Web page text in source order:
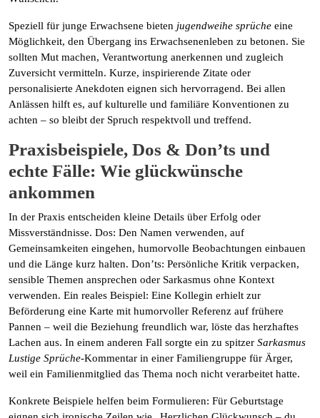
Speziell für junge Erwachsene bieten jugendweihe sprüche eine
Möglichkeit, den Übergang ins Erwachsenenleben zu betonen. Sie
sollten Mut machen, Verantwortung anerkennen und zugleich
Zuversicht vermitteln. Kurze, inspirierende Zitate oder
personalisierte Anekdoten eignen sich hervorragend. Bei allen
Anlässen hilft es, auf kulturelle und familiäre Konventionen zu
achten – so bleibt der Spruch respektvoll und treffend.
Praxisbeispiele, Dos & Don’ts und
echte Fälle: Wie glückwünsche
ankommen
In der Praxis entscheiden kleine Details über Erfolg oder
Missverständnisse. Dos: Den Namen verwenden, auf
Gemeinsamkeiten eingehen, humorvolle Beobachtungen einbauen
und die Länge kurz halten. Don’ts: Persönliche Kritik verpacken,
sensible Themen ansprechen oder Sarkasmus ohne Kontext
verwenden. Ein reales Beispiel: Eine Kollegin erhielt zur
Beförderung eine Karte mit humorvoller Referenz auf frühere
Pannen – weil die Beziehung freundlich war, löste das herzhaftes
Lachen aus. In einem anderen Fall sorgte ein zu spitzer Sarkasmus
Lustige Sprüche-Kommentar in einer Familiengruppe für Ärger,
weil ein Familienmitglied das Thema noch nicht verarbeitet hatte.
Konkrete Beispiele helfen beim Formulieren: Für Geburtstage